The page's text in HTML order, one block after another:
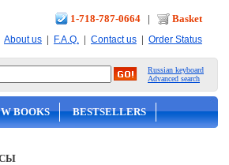
1-718-787-0664 | Basket
About us | F.A.Q. | Contact us | Order Status
Russian keyboard
Advanced search
BOOKS BESTSELLERS